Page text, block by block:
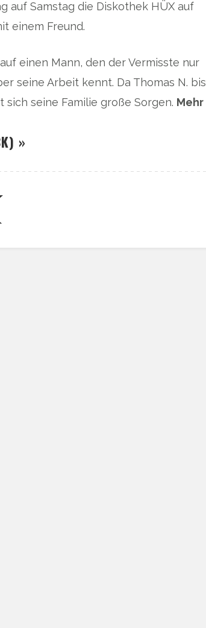
auf Samstag die Diskothek HÜX auf
einem Freund.
einen Mann, den der Vermisste nur
seine Arbeit kennt. Da Thomas N. bis
seine Familie große Sorgen. Mehr
»